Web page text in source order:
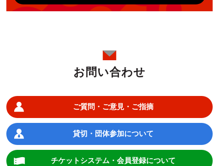
お問い合わせ
ご質問・ご意見・ご指摘
貸切・団体参加について
チケットシステム・会員登録について